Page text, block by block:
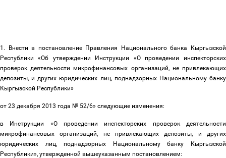
1. Внести в постановление Правления Национального банка Кыргызской
Республики «Об утверждении Инструкции «О проведении инспекторских
проверок деятельности микрофинансовых организаций, не привлекающих
депозиты, и других юридических лиц, поднадзорных Национальному банку
Кыргызской Республики»
от 23 декабря 2013 года № 52/6» следующие изменения:
в Инструкции «О проведении инспекторских проверок деятельности
микрофинансовых организаций, не привлекающих депозиты, и других
юридических лиц, поднадзорных Национальному банку Кыргызской
Республики», утвержденной вышеуказанным постановлением: